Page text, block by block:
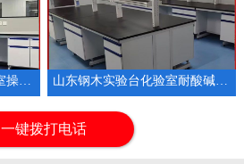
1 3
山东钢木实验台化验室耐酸碱实验室家具定制
一键拨打电话